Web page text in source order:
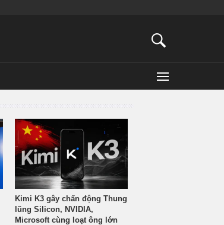
Kimi K3 gây chấn động Thung
lũng Silicon, NVIDIA,
Microsoft cùng loạt ông lớn